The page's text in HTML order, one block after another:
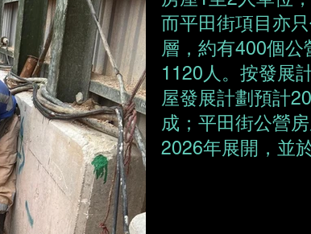
而平田街項目亦
層，約有400個
1120人。按發展
屋發展計劃預計
成；平田街公營
2026年展開，並